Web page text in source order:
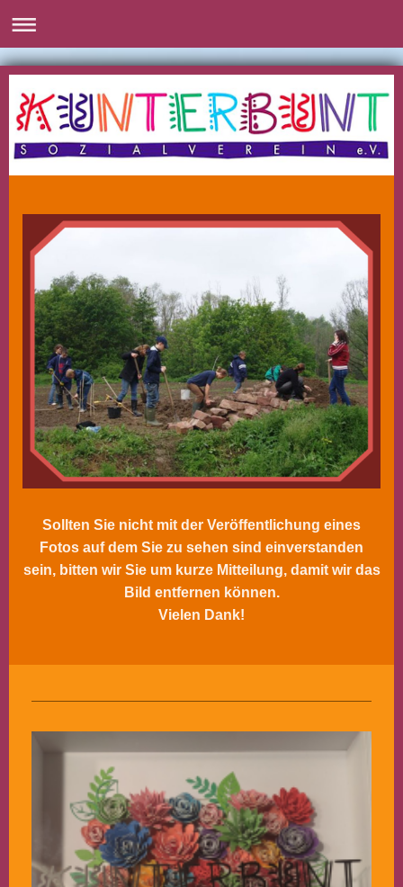
Sollten Sie nicht mit der Veröffentlichung eines
Fotos auf dem Sie zu sehen sind einverstanden
sein, bitten wir Sie um kurze Mitteilung, damit wir das
Bild entfernen können.
Vielen Dank!